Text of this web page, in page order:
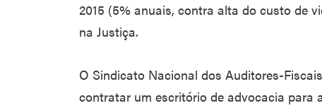
2015 (5% anuais, contra alta do custo de
na Justiça.
O Sindicato Nacional dos Auditores-
contratar um escritório de advocacia para